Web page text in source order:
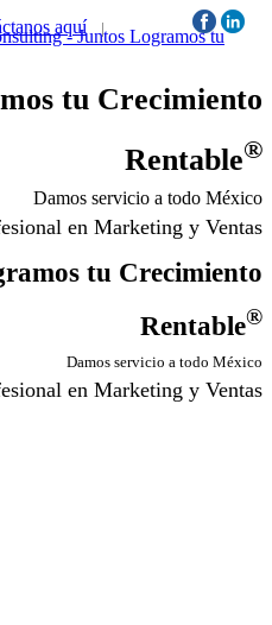
aquí | Síguenos:
tu Crecimiento
Rentable®
Damos servicio a todo México
en Marketing y Ventas
tu Crecimiento
Rentable®
Damos servicio a todo México
en Marketing y Ventas